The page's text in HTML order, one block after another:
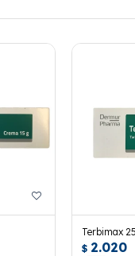
Terbimax
$ 2.020